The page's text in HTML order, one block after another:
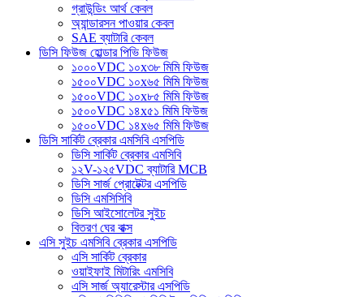
গ্রাউন্ডিং আর্থ কেবল
অ্যান্ডারসন পাওয়ার কেবল
SAE ব্যাটারি কেবল
ডিসি ফিউজ হোল্ডার পিভি ফিউজ
১০০০VDC ১০x৩৮ মিমি ফিউজ
১৫০০VDC ১০x৬৫ মিমি ফিউজ
১৫০০VDC ১০x৮৫ মিমি ফিউজ
১৫০০VDC ১৪x৫১ মিমি ফিউজ
১৫০০VDC ১৪x৬৫ মিমি ফিউজ
ডিসি সার্কিট ব্রেকার এমসিবি এসপিডি
ডিসি সার্কিট ব্রেকার এমসিবি
১২V-১২৫VDC ব্যাটারি MCB
ডিসি সার্জ প্রোটেক্টর এসপিডি
ডিসি এমসিসিবি
ডিসি আইসোলেটর সুইচ
বিতরণ ঘের বাক্স
এসি সুইচ এমসিবি ব্রেকার এসপিডি
এসি সার্কিট ব্রেকার
ওয়াইফাই মিটারিং এমসিবি
এসি সার্জ অ্যারেস্টার এসপিডি